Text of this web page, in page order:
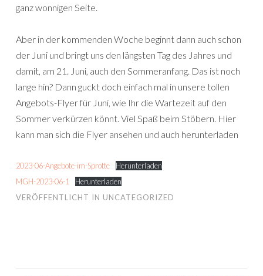
ganz wonnigen Seite.
Aber in der kommenden Woche beginnt dann auch schon
der Juni und bringt uns den längsten Tag des Jahres und
damit, am 21. Juni, auch den Sommeranfang. Das ist noch
lange hin? Dann guckt doch einfach mal in unsere tollen
Angebots-Flyer für Juni, wie Ihr die Wartezeit auf den
Sommer verkürzen könnt. Viel Spaß beim Stöbern. Hier
kann man sich die Flyer ansehen und auch herunterladen
2023-06-Angebote-im-Sprotte
Herunterladen
MGH-2023-06-1
Herunterladen
VERÖFFENTLICHT IN UNCATEGORIZED